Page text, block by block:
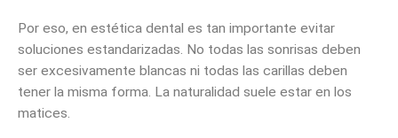
Por eso, en estética dental es tan importante evitar
soluciones estandarizadas. No todas las sonrisas deben
ser excesivamente blancas ni todas las carillas deben
tener la misma forma. La naturalidad suele estar en los
matices.